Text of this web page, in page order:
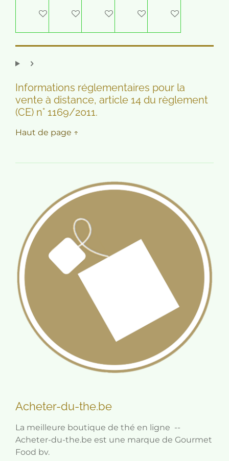
Ajouter au panierAjouter au panierAjouter au panierM'avertir si disponible
Ajouter au panier
Informations réglementaires pour la
vente à distance, article 14 du règlement
(CE) n° 1169/2011.
Haut de page ↑
Acheter-du-the.be
La meilleure boutique de thé en ligne --
Acheter-du-the.be est une marque de Gourmet
Food bv.